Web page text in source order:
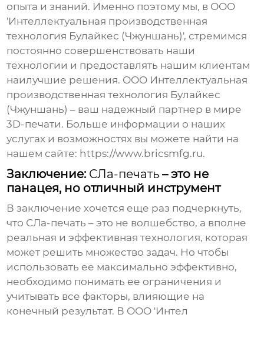
опыта и знаний. Именно поэтому мы, в ООО
'Интеллектуальная производственная
технология Булайкес (Чжуншань)', стремимся
постоянно совершенствовать наши
технологии и предоставлять нашим клиентам
наилучшие решения. ООО Интеллектуальная
производственная технология Булайкес
(Чжуншань) – ваш надежный партнер в мире
3D-печати. Больше информации о наших
услугах и возможностях вы можете найти на
нашем сайте: https://www.bricsmfg.ru.
Заключение: СЛа-печать – это не
панацея, но отличный инструмент
В заключение хочется еще раз подчеркнуть,
что СЛа-печать – это не волшебство, а вполне
реальная и эффективная технология, которая
может решить множество задач. Но чтобы
использовать ее максимально эффективно,
необходимо понимать ее ограничения и
учитывать все факторы, влияющие на
конечный результат. В ООО 'Интел